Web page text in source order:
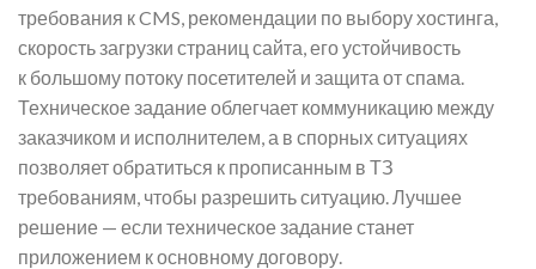
требования к CMS, рекомендации по выбору хостинга,
скорость загрузки страниц сайта, его устойчивость
к большому потоку посетителей и защита от спама.
Техническое задание облегчает коммуникацию между
заказчиком и исполнителем, а в спорных ситуациях
позволяет обратиться к прописанным в ТЗ
требованиям, чтобы разрешить ситуацию. Лучшее
решение — если техническое задание станет
приложением к основному договору.